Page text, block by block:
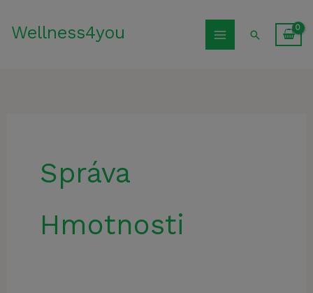
naWellness4you Hľadať
Správa
Hmotnosti